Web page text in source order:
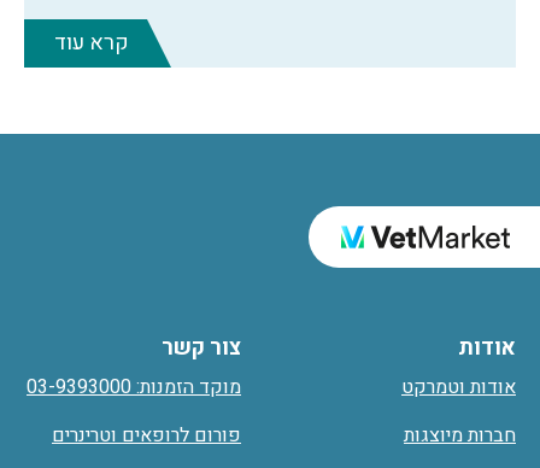
קרא עוד
אודות
אודות וטמרקט
חברות מיוצגות
צור קשר
מוקד הזמנות: 03-9393000
פורום לרופאים וטרינרים